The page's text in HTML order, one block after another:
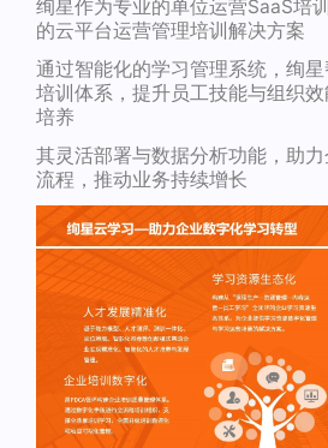
绚星作为专业的单位运营SaaS培
的云平台运营管理培训解决方案
通过智能化的学习管理系统，绚
培训体系，提升员工技能与组织
培养
其灵活部署与数据分析功能，助
流程，推动业务持续增长